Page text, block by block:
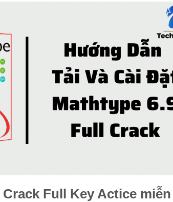
Crack Full Key Actice